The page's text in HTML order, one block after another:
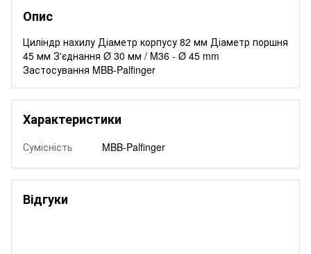
Опис
Циліндр нахилу Діаметр корпусу 82 мм Діаметр поршня
45 мм З'єднання Ø 30 мм / M36 - Ø 45 mm
Застосування MBB-Palfinger
Характеристики
Сумісність MBB-Palfinger
Відгуки